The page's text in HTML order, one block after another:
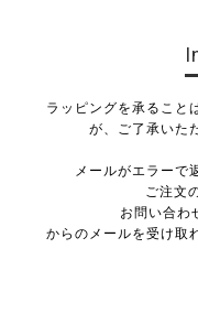
ラッピングを承ること
が、ご了承いた
メールがエラーで
ご注文
お問い合わ
からのメールを受け取